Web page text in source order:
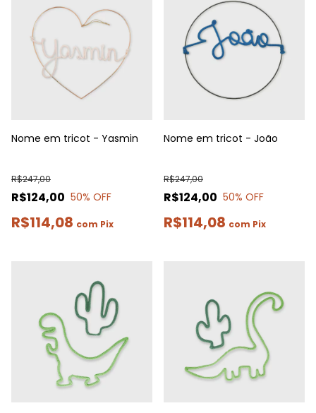
Nome em tricot - Yasmin
R$124,00
R$247,00
50% OFF
R$114,08 com Pix
Nome em tricot - João
R$124,00
R$247,00
50% OFF
R$114,08 com Pix